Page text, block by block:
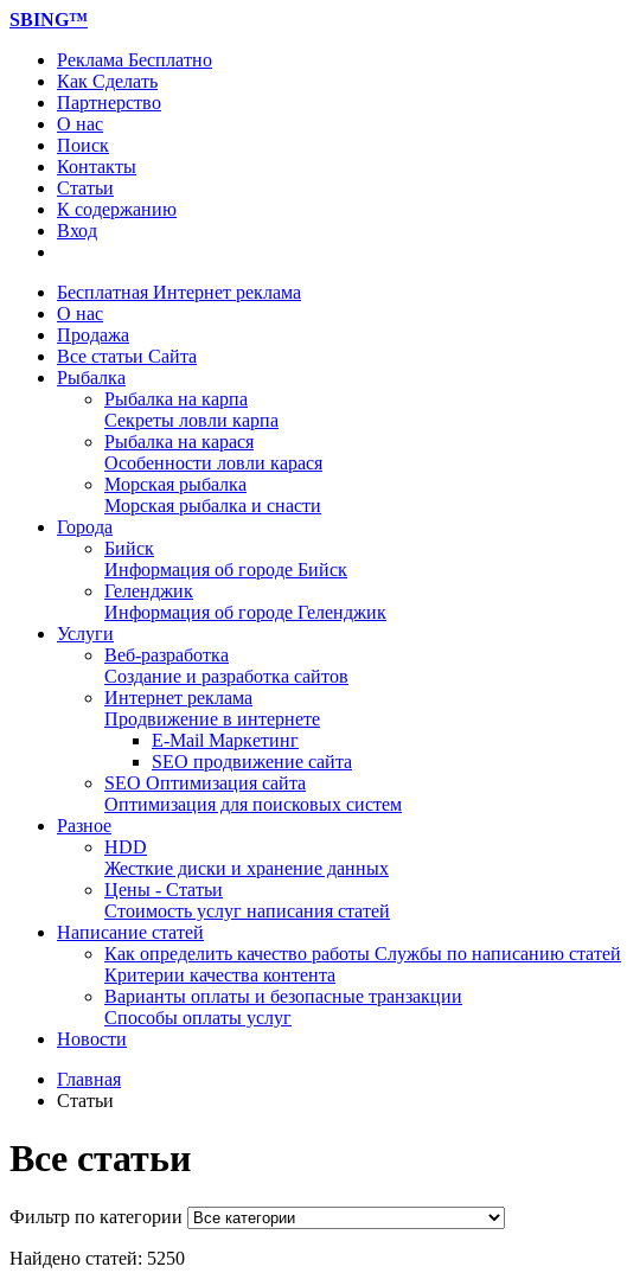
SBING™
Реклама Бесплатно
Как Сделать
Партнерство
О нас
Поиск
Контакты
Статьи
К содержанию
Вход
Бесплатная Интернет реклама
О нас
Продажа
Все статьи Сайта
Рыбалка
Рыбалка на карпа
Секреты ловли карпа
Рыбалка на карася
Особенности ловли карася
Морская рыбалка
Морская рыбалка и снасти
Города
Бийск
Информация об городе Бийск
Геленджик
Информация об городе Геленджик
Услуги
Веб-разработка
Создание и разработка сайтов
Интернет реклама
Продвижение в интернете
E-Mail Маркетинг
SEO продвижение сайта
SEO Оптимизация сайта
Оптимизация для поисковых систем
Разное
HDD
Жесткие диски и хранение данных
Цены - Статьи
Стоимость услуг написания статей
Написание статей
Как определить качество работы Службы по написанию статей
Критерии качества контента
Варианты оплаты и безопасные транзакции
Способы оплаты услуг
Новости
Главная
Статьи
Все статьи
Фильтр по категории
Найдено статей: 5250